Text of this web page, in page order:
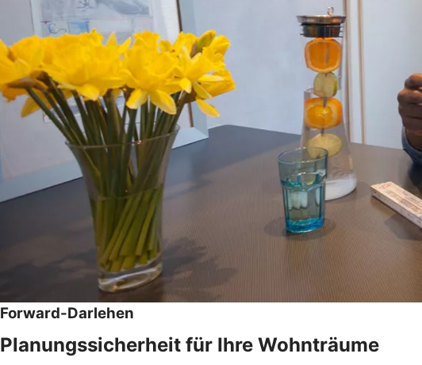
Forward-Darlehen
Planungssicherheit für Ihre Wohnträume